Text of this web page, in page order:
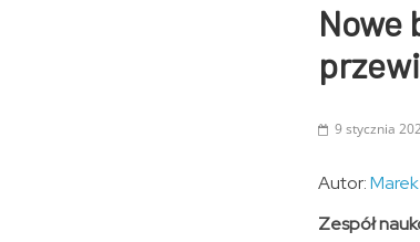
Nowe
9 stycznia
Autor:
Zespół